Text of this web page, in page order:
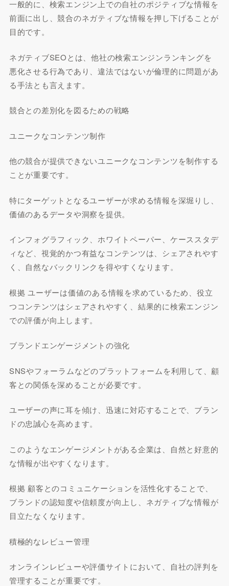
一般的に、検索エンジン上での自社のポジティブな情報を
前面に出し、競合のネガティブな情報を押し下げることが
目的です。
ネガティブSEOとは、他社の検索エンジンランキングを
悪化させる行為であり、違法ではないが倫理的に問題があ
る手法とも言えます。
競合との差別化を図るための戦略
ユニークなコンテンツ制作
他の競合が提供できないユニークなコンテンツを制作する
ことが重要です。
特にターゲットとなるユーザーが求める情報を深堀りし、
価値のあるデータや洞察を提供。
インフォグラフィック、ホワイトペーパー、ケーススタデ
ィなど、視覚的かつ有益なコンテンツは、シェアされやす
く、自然なバックリンクを得やすくなります。
根拠 ユーザーは価値のある情報を求めているため、役立
つコンテンツはシェアされやすく、結果的に検索エンジン
での評価が向上します。
ブランドエンゲージメントの強化
SNSやフォーラムなどのプラットフォームを利用して、顧
客との関係を深めることが必要です。
ユーザーの声に耳を傾け、迅速に対応することで、ブラン
ドの忠誠心を高めます。
このようなエンゲージメントがある企業は、自然と好意的
な情報が出やすくなります。
根拠 顧客とのコミュニケーションを活性化することで、
ブランドの認知度や信頼度が向上し、ネガティブな情報が
目立たなくなります。
積極的なレビュー管理
オンラインレビューや評価サイトにおいて、自社の評判を
管理することが重要です。